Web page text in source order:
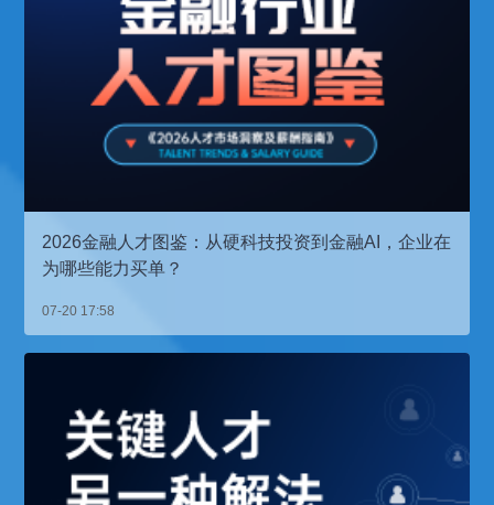
2026金融人才图鉴：从硬科技投资到金融AI，企业在
为哪些能力买单？
07-20 17:58